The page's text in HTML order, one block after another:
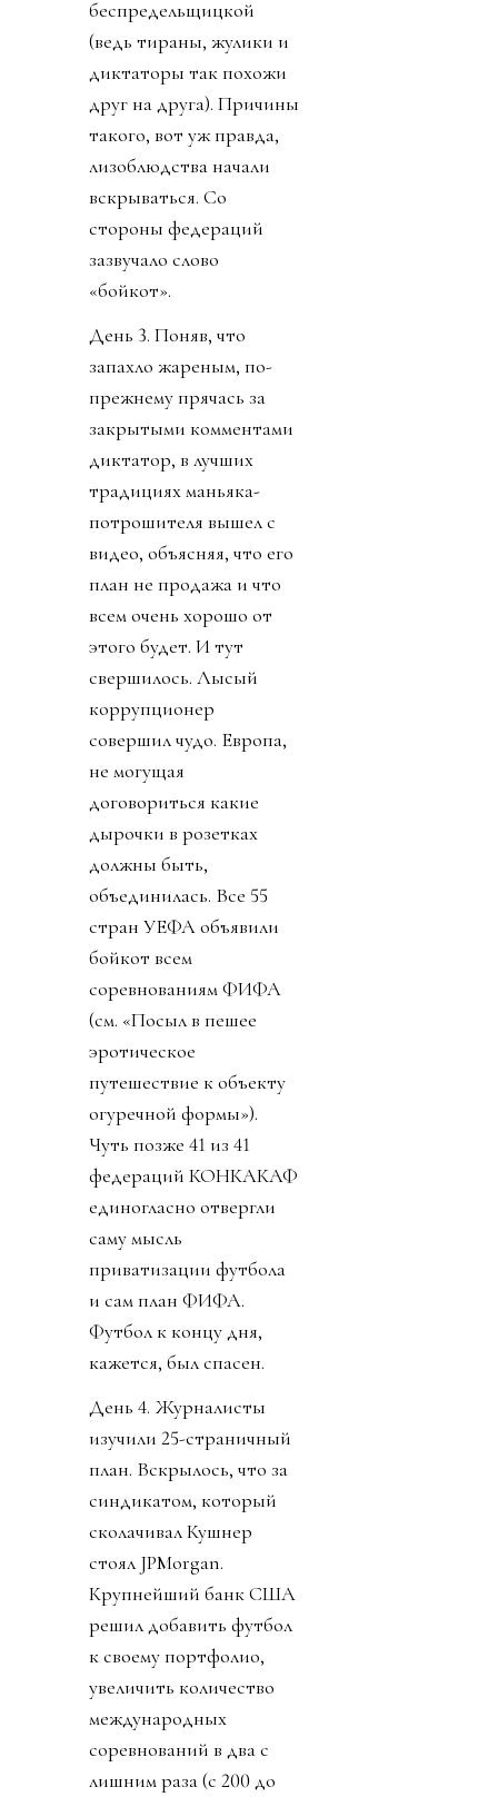
беспредельщицкой
(ведь тираны, жулики и
диктаторы так похожи
друг на друга). Причины
такого, вот уж правда,
лизоблюдства начали
вскрываться. Со
стороны федераций
зазвучало слово
«бойкот».
День 3. Поняв, что
запахло жареным, по-
прежнему прячась за
закрытыми комментами
диктатор, в лучших
традициях маньяка-
потрошителя вышел с
видео, объясняя, что его
план не продажа и что
всем очень хорошо от
этого будет. И тут
свершилось. Лысый
коррупционер
совершил чудо. Европа,
не могущая
договориться какие
дырочки в розетках
должны быть,
объединилась. Все 55
стран УЕФА объявили
бойкот всем
соревнованиям ФИФА
(см. «Посыл в пешее
эротическое
путешествие к объекту
огуречной формы»).
Чуть позже 41 из 41
федераций КОНКАКАФ
единогласно отвергли
саму мысль
приватизации футбола
и сам план ФИФА.
Футбол к концу дня,
кажется, был спасен.
День 4. Журналисты
изучили 25-страничный
план. Вскрылось, что за
синдикатом, который
сколачивал Кушнер
стоял JPMorgan.
Крупнейший банк США
решил добавить футбол
к своему портфолио,
увеличить количество
международных
соревнований в два с
лишним раза (с 200 до